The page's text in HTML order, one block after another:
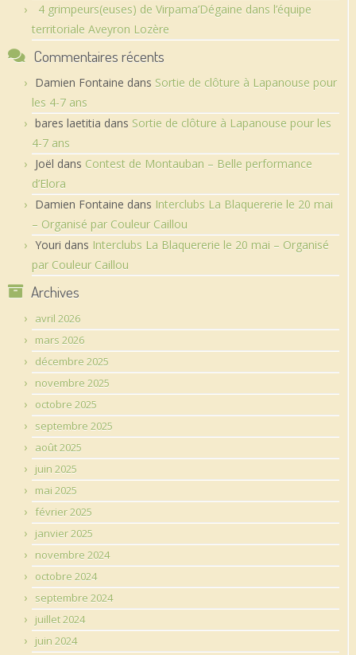
4 grimpeurs(euses) de Virpama’Dégaine dans l’équipe
territoriale Aveyron Lozère
Commentaires récents
Damien Fontaine dans Sortie de clôture à Lapanouse pour
les 4-7 ans
bares laetitia dans Sortie de clôture à Lapanouse pour les
4-7 ans
Joël dans Contest de Montauban – Belle performance
d’Elora
Damien Fontaine dans Interclubs La Blaquererie le 20 mai
– Organisé par Couleur Caillou
Youri dans Interclubs La Blaquererie le 20 mai – Organisé
par Couleur Caillou
Archives
avril 2026
mars 2026
décembre 2025
novembre 2025
octobre 2025
septembre 2025
août 2025
juin 2025
mai 2025
février 2025
janvier 2025
novembre 2024
octobre 2024
septembre 2024
juillet 2024
juin 2024